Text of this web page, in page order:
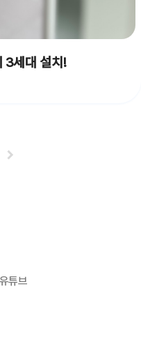
3세대 설치!
유튜브